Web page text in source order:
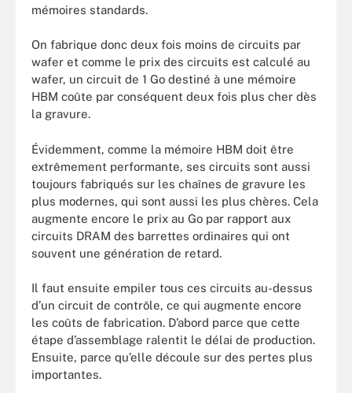
mémoires standards.
On fabrique donc deux fois moins de circuits par
wafer et comme le prix des circuits est calculé au
wafer, un circuit de 1 Go destiné à une mémoire
HBM coûte par conséquent deux fois plus cher dès
la gravure.
Évidemment, comme la mémoire HBM doit être
extrêmement performante, ses circuits sont aussi
toujours fabriqués sur les chaînes de gravure les
plus modernes, qui sont aussi les plus chères. Cela
augmente encore le prix au Go par rapport aux
circuits DRAM des barrettes ordinaires qui ont
souvent une génération de retard.
Il faut ensuite empiler tous ces circuits au-dessus
d’un circuit de contrôle, ce qui augmente encore
les coûts de fabrication. D’abord parce que cette
étape d’assemblage ralentit le délai de production.
Ensuite, parce qu’elle découle sur des pertes plus
importantes.